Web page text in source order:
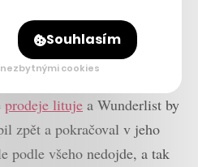
stejně nepřesvědčí.
Christian Reber se
prodeje lituje a Wunderlist by
zpět a pokračoval v jeho
podle všeho nedojde, a tak
Souhlasím
cookies